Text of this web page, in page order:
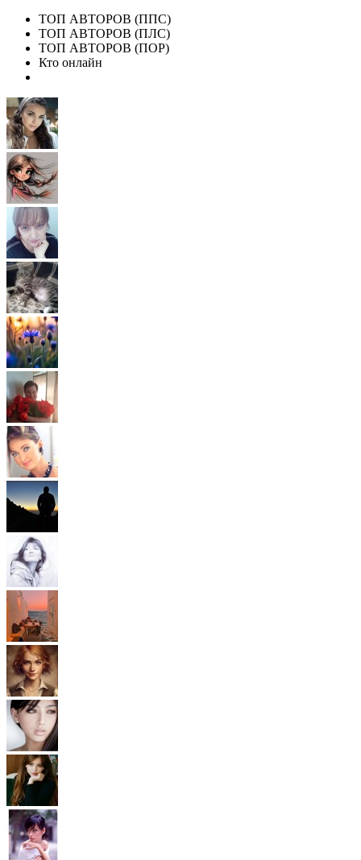
ТОП АВТОРОВ (ППС)
ТОП АВТОРОВ (ПЛС)
ТОП АВТОРОВ (ПОР)
Кто онлайн